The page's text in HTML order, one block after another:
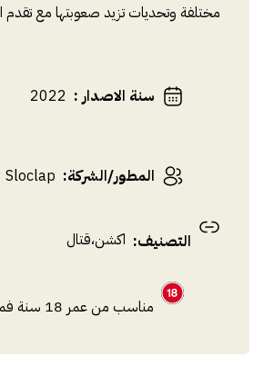
مختلفة وتحديات تزيد صعوبتها مع تقدم
سنة الاصدار :
2022
المطور/الشركة:
Sloclap
التصنيف: اكشن،قتال
مناسب من عمر 18 سنة فما فوق.